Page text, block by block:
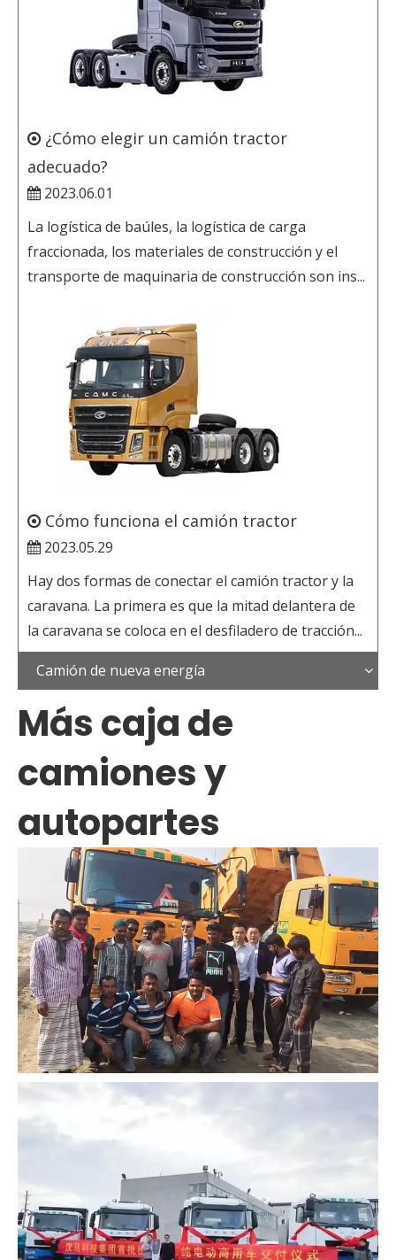
¿Cómo elegir un camión tractor
adecuado?
2023.06.01
La logística de baúles, la logística de carga
fraccionada, los materiales de construcción y el
transporte de maquinaria de construcción son ins...
Cómo funciona el camión tractor
2023.05.29
Hay dos formas de conectar el camión tractor y la
caravana. La primera es que la mitad delantera de
la caravana se coloca en el desfiladero de tracción...
Camión de nueva energía
Más caja de
camiones y
autopartes
Los camiones volquete CAMC ingresan al
mercado de Bangladesh en lotes para la